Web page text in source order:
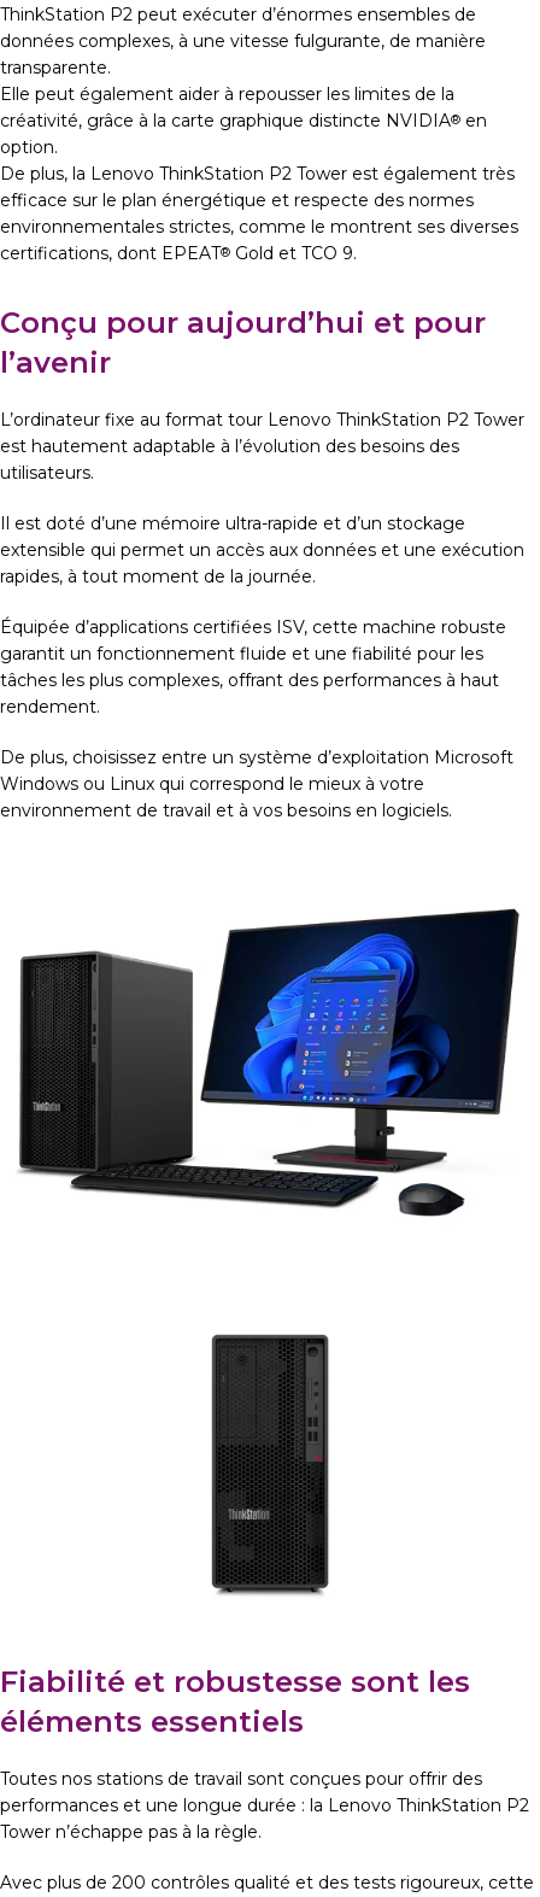
ThinkStation P2 peut exécuter d’énormes ensembles de
données complexes, à une vitesse fulgurante, de manière
transparente.
Elle peut également aider à repousser les limites de la
créativité, grâce à la carte graphique distincte NVIDIA® en
option.
De plus, la Lenovo ThinkStation P2 Tower est également très
efficace sur le plan énergétique et respecte des normes
environnementales strictes, comme le montrent ses diverses
certifications, dont EPEAT® Gold et TCO 9.
Conçu pour aujourd’hui et pour
l’avenir
L’ordinateur fixe au format tour Lenovo ThinkStation P2 Tower
est hautement adaptable à l’évolution des besoins des
utilisateurs.
Il est doté d’une mémoire ultra-rapide et d’un stockage
extensible qui permet un accès aux données et une exécution
rapides, à tout moment de la journée.
Équipée d’applications certifiées ISV, cette machine robuste
garantit un fonctionnement fluide et une fiabilité pour les
tâches les plus complexes, offrant des performances à haut
rendement.
De plus, choisissez entre un système d’exploitation Microsoft
Windows ou Linux qui correspond le mieux à votre
environnement de travail et à vos besoins en logiciels.
Fiabilité et robustesse sont les
éléments essentiels
Toutes nos stations de travail sont conçues pour offrir des
performances et une longue durée : la Lenovo ThinkStation P2
Tower n’échappe pas à la règle.
Avec plus de 200 contrôles qualité et des tests rigoureux, cette